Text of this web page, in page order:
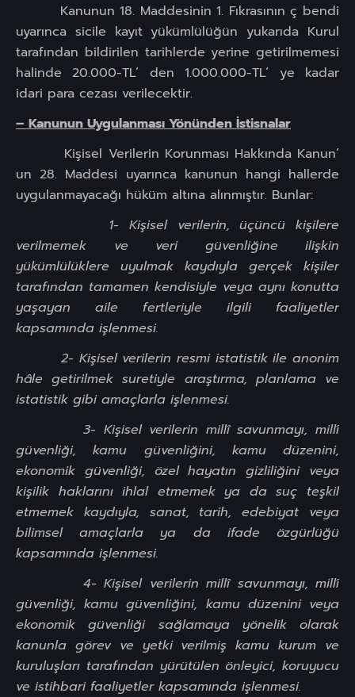
Kanunun 18. Maddesinin 1. Fıkrasının ç bendi
uyarınca sicile kayıt yükümlülüğün yukarıda Kurul
tarafından bildirilen tarihlerde yerine getirilmemesi
halinde 20.000-TL’ den 1.000.000-TL’ ye kadar
idari para cezası verilecektir.
– Kanunun Uygulanması Yönünden İstisnalar
Kişisel Verilerin Korunması Hakkında Kanun’
un 28. Maddesi uyarınca kanunun hangi hallerde
uygulanmayacağı hüküm altına alınmıştır. Bunlar:
1- Kişisel verilerin, üçüncü kişilere
verilmemek ve veri güvenliğine ilişkin
yükümlülüklere uyulmak kaydıyla gerçek kişiler
tarafından tamamen kendisiyle veya aynı konutta
yaşayan aile fertleriyle ilgili faaliyetler
kapsamında işlenmesi.
2- Kişisel verilerin resmi istatistik ile anonim
hâle getirilmek suretiyle araştırma, planlama ve
istatistik gibi amaçlarla işlenmesi.
3- Kişisel verilerin millî savunmayı, millî
güvenliği, kamu güvenliğini, kamu düzenini,
ekonomik güvenliği, özel hayatın gizliliğini veya
kişilik haklarını ihlal etmemek ya da suç teşkil
etmemek kaydıyla, sanat, tarih, edebiyat veya
bilimsel amaçlarla ya da ifade özgürlüğü
kapsamında işlenmesi.
4- Kişisel verilerin millî savunmayı, millî
güvenliği, kamu güvenliğini, kamu düzenini veya
ekonomik güvenliği sağlamaya yönelik olarak
kanunla görev ve yetki verilmiş kamu kurum ve
kuruluşları tarafından yürütülen önleyici, koruyucu
ve istihbari faaliyetler kapsamında işlenmesi.